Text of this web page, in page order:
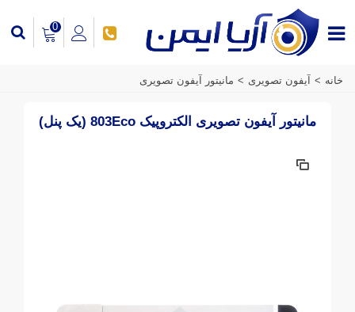
0
خانه > آیفون تصویری > مانیتور آیفون تصویری
مانیتور آیفون تصویری الکتروپیک 803Eco (یک پنل)